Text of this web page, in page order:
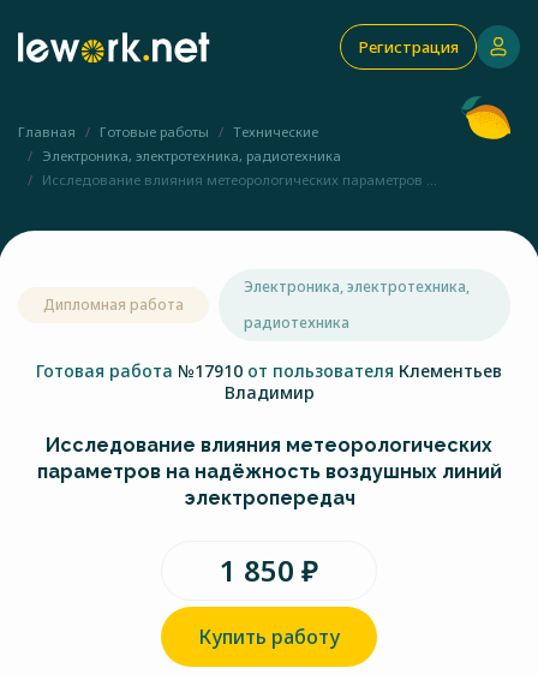
Регистрация
Главная Готовые работы
Технические
Электроника, электротехника, радиотехника
Исследование влияния метеорологических параметров ...
Дипломная работа
Электроника, электротехника,
радиотехника
Готовая работа №17910 от пользователя Клементьев
Владимир
Исследование влияния метеорологических
параметров на надёжность воздушных линий
электропередач
1 850 ₽
Купить работу